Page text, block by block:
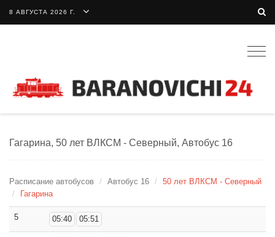
8 АВГУСТА 2026 Г.
Гагарина, 50 лет ВЛКСМ - Северный, Автобус 16
Расписание автобусов Автобус 16
50 лет ВЛКСМ - Северный
Гагарина
5 05:40 05:51